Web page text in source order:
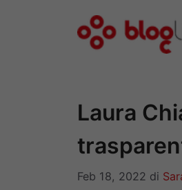
Laura
Feb 18, 2022 di